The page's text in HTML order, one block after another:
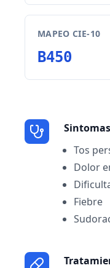
MAPEO CIE-10
B450
Sintomas
Tos
Dolor
Fiebre